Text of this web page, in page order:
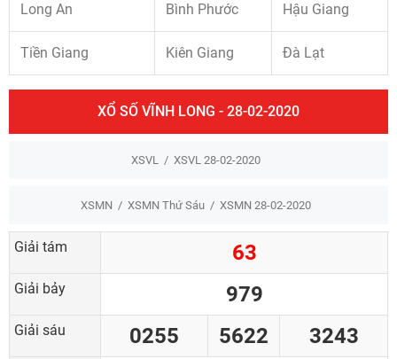
Long An Bình Phước Hậu Giang
Tiền Giang Kiên Giang Đà Lạt
XỔ SỐ VĨNH LONG - 28-02-2020
XSVL XSVL 28-02-2020
XSMN XSMN Thứ Sáu XSMN 28-02-2020
Giải tám 63
Giải bảy 979
Giải sáu 0255 5622 3243